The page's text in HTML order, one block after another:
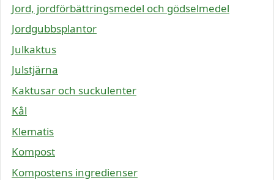
Jord, jordförbättringsmedel och gödselmedel
Jordgubbsplantor
Julkaktus
Julstjärna
Kaktusar och suckulenter
Kål
Klematis
Kompost
Kompostens ingredienser